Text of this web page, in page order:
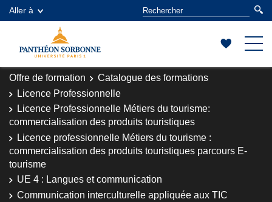
Aller à
Offre de formation
Catalogue des formations
Licence Professionnelle
Licence Professionnelle Métiers du tourisme:
commercialisation des produits touristiques
Licence professionnelle Métiers du tourisme :
commercialisation des produits touristiques parcours E-
tourisme
UE 4 : Langues et communication
Communication interculturelle appliquée aux TIC